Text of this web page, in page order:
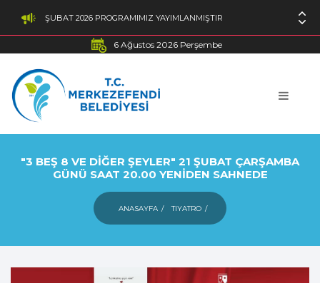
ŞUBAT 2026 PROGRAMIMIZ YAYIMLANMIŞTIR
6 Ağustos 2026 Perşembe
"3 BEŞ 8 VE DİĞER ŞEYLER" 21 ŞUBAT ÇARŞAMBA
GÜNÜ SAAT 20.00 YENİDEN SAHNEDE
ANASAYFA TIYATRO